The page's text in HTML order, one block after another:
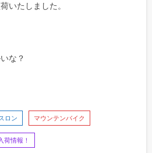
いたしました。
な？
ロン マウンテンバイク
入荷情報！